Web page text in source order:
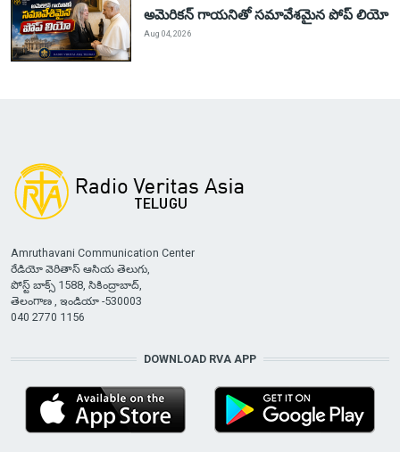
అమెరికన్ గాయనితో సమావేశమైన పోప్ లియో
Aug 04, 2026
Amruthavani Communication Center
రేడియో వెరితాస్ ఆసియ తెలుగు,
పోస్ట్ బాక్స్ 1588, సికింద్రాబాద్,
తెలంగాణ , ఇండియా -530003
040 2770 1156
DOWNLOAD RVA APP